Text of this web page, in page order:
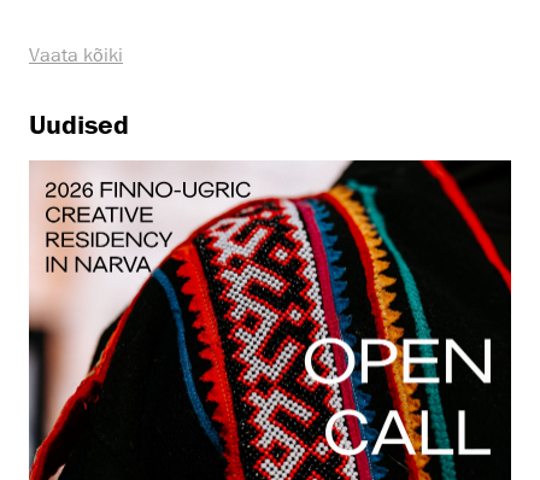
Vaata kõiki
Uudised